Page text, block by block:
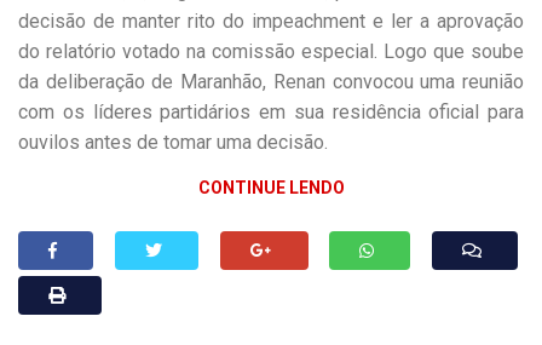
decisão de manter rito do impeachment e ler a aprovação
do relatório votado na comissão especial. Logo que soube
da deliberação de Maranhão, Renan convocou uma reunião
com os líderes partidários em sua residência oficial para
ouvi­los antes de tomar uma decisão.
CONTINUE LENDO